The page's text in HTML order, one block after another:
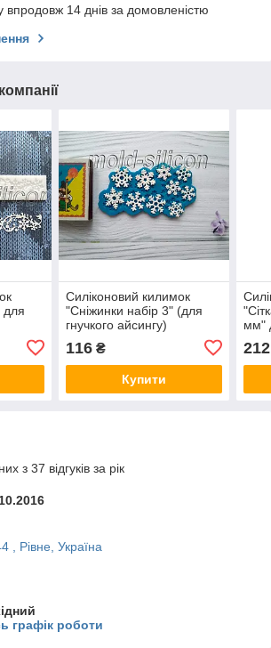
впродовж 14 днів за домовленістю
для
Силіконовий килимок
"Сніжинки набір 3" (для
гнучкого айсингу)
116₴
Купити
мм"
212
з 37 відгуків за рік
, Рівне, Україна
графік роботи